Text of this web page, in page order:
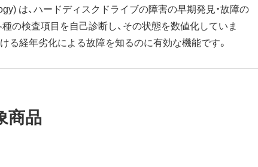
は、ハードディスクドライブの障害の早期発見・故障の
の検査項目を自己診断し、その状態を数値化していま
る経年劣化による故障を知るのに有効な機能です。
商品